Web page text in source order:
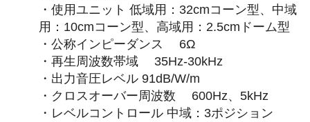
・使用ユニット 低域用：32cmコーン型、中域
用：10cmコーン型、高域用：2.5cmドーム型
・公称インピーダンス 6Ω
・再生周波数帯域 35Hz-30kHz
・出力音圧レベル 91dB/W/m
・クロスオーバー周波数 600Hz、5kHz
・レベルコントロール 中域：3ポジション